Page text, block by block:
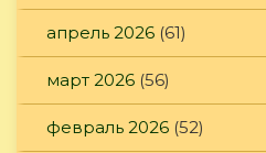
апрель 2026 (61)
март 2026 (56)
февраль 2026 (52)